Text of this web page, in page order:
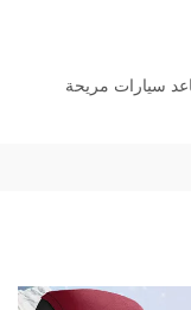
سيارات مريحة